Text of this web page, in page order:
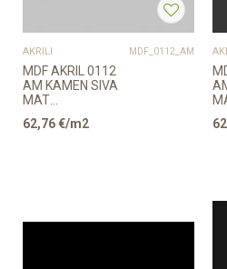
AKRILI MDF_0112_AM
MDF AKRIL 0112
AM KAMEN SIVA
MAT
62,76€/m2